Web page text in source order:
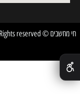
חי מחשבים © All Rights reserved